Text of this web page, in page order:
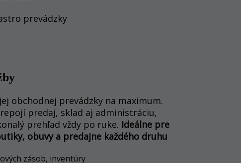
prevádzky
obchodnej prevádzky na maximum.
predaj, sklad aj administráciu,
prehľad vždy po ruke. Ideálne pre
obuvy a predajne každého druhu
zásob, inventúry